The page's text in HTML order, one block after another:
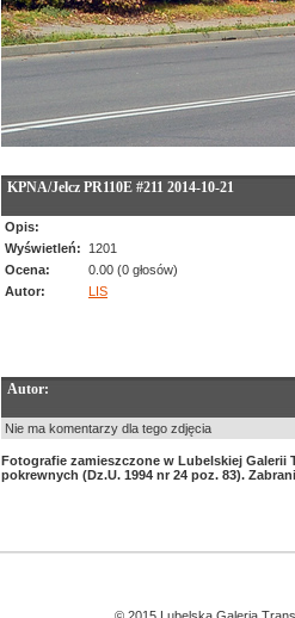
KPNA/Jelcz PR110E #211 2014-10-21
Opis:
Wyświetleń:
1201
Ocena:
0.00 (0 głosów)
Autor:
LIS
Autor:
Nie ma komentarzy dla tego zdjęcia
Fotografie zamieszczone w Lubelskiej Galerii
pokrewnych (Dz.U. 1994 nr 24 poz. 83).